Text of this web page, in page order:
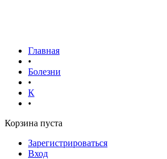
Главная
•
Болезни
•
К
•
Корзина пуста
Зарегистрироваться
Вход